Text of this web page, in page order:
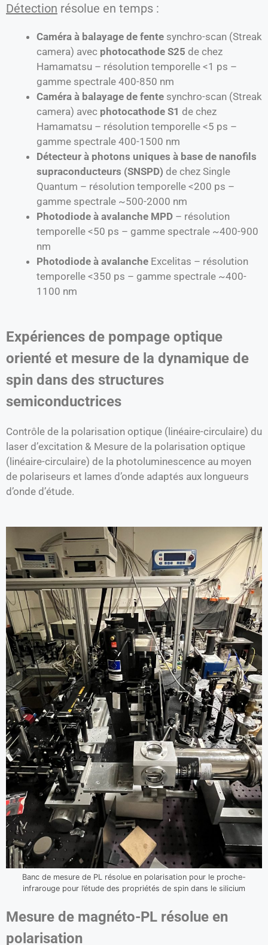
Détection résolue en temps :
Caméra à balayage de fente synchro-scan (Streak
camera) avec photocathode S25 de chez
Hamamatsu – résolution temporelle <1 ps –
gamme spectrale 400-850 nm
Caméra à balayage de fente synchro-scan (Streak
camera) avec photocathode S1 de chez
Hamamatsu – résolution temporelle <5 ps –
gamme spectrale 400-1500 nm
Détecteur à photons uniques à base de nanofils
supraconducteurs (SNSPD) de chez Single
Quantum – résolution temporelle <200 ps –
gamme spectrale ~500-2000 nm
Photodiode à avalanche MPD – résolution
temporelle <50 ps – gamme spectrale ~400-900
nm
Photodiode à avalanche Excelitas – résolution
temporelle <350 ps – gamme spectrale ~400-
1100 nm
Expériences de pompage optique
orienté et mesure de la dynamique de
spin dans des structures
semiconductrices
Contrôle de la polarisation optique (linéaire-circulaire) du
laser d’excitation & Mesure de la polarisation optique
(linéaire-circulaire) de la photoluminescence au moyen
de polariseurs et lames d’onde adaptés aux longueurs
d’onde d’étude.
Banc de mesure de PL résolue en polarisation pour le proche-
infrarouge pour l’étude des propriétés de spin dans le silicium
Mesure de magnéto-PL résolue en
polarisation